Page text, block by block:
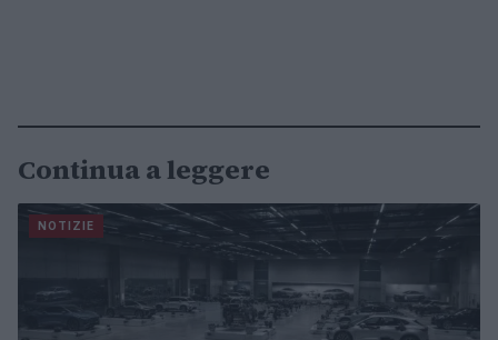
Continua a leggere
NOTIZIE